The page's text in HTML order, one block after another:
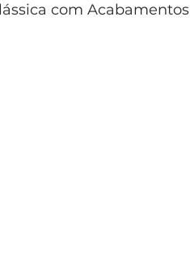
com Acabamentos